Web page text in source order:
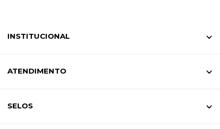
INSTITUCIONAL
ATENDIMENTO
SELOS